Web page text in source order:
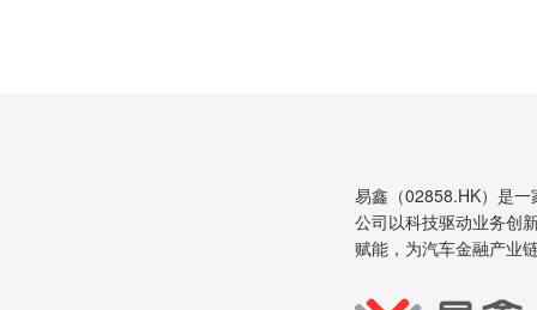
易鑫（02858.HK）是
公司以科技驱动业务创
赋能，为汽车金融产业